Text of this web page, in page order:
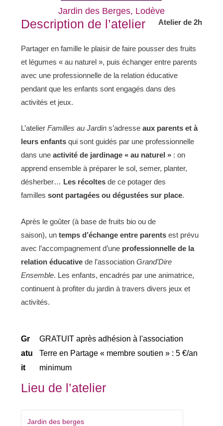
Jardin des Berges, Lodève
Description de l’atelier Atelier de 2h
Partager en famille le plaisir de faire pousser des fruits
et légumes « au naturel », puis échanger entre parents
avec une professionnelle de la relation éducative
pendant que les enfants sont engagés dans des
activités et jeux.
L’atelierFamilles au Jardin s’adresseaux parents et à
leurs enfantsqui sont guidés par une professionnelle
dans uneactivité de jardinage « au naturel » : on
apprend ensemble à préparer le sol, semer, planter,
désherber… Les récoltesde ce potager des
famillessont partagées ou dégustées sur place.
Après le goûter (à base de fruits bio ou de
saison), untemps d’échange entre parents est prévu
avec l’accompagnement d’une professionnelle de la
relation éducative de l’associationGrand’Dire
Ensemble. Les enfants, encadrés par une animatrice,
continuent à profiter du jardin à travers divers jeux et
activités.
Gr
atu
it
GRATUIT après adhésion à l'association
Terre en Partage « membre soutien » : 5 €/an
minimum
Lieu de l’atelier
Jardin des berges